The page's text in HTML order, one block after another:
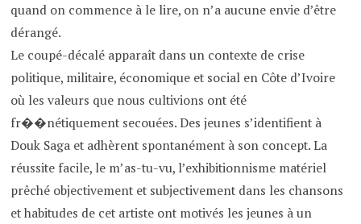
quand on commence à le lire, on n’a aucune envie d’être
dérangé.
Le coupé-décalé apparaît dans un contexte de crise
politique, militaire, économique et social en Côte d’Ivoire
où les valeurs que nous cultivions ont été
fr��nétiquement secouées. Des jeunes s’identifient à
Douk Saga et adhèrent spontanément à son concept. La
réussite facile, le m’as-tu-vu, l’exhibitionnisme matériel
prêché objectivement et subjectivement dans les chansons
et habitudes de cet artiste ont motivés les jeunes à un